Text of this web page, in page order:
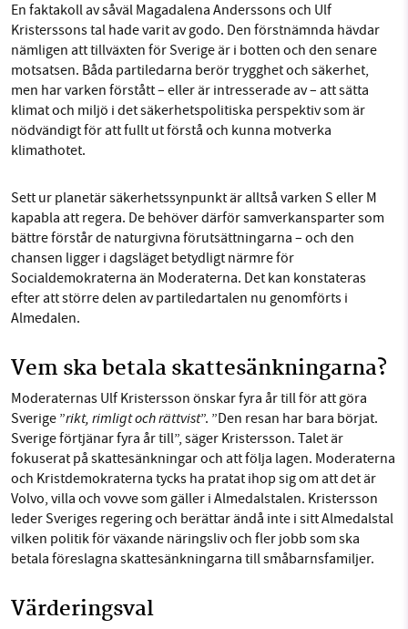
En faktakoll av såväl Magadalena Anderssons och Ulf
Kristerssons tal hade varit av godo. Den förstnämnda hävdar
nämligen att tillväxten för Sverige är i botten och den senare
motsatsen. Båda partiledarna berör trygghet och säkerhet,
men har varken förstått – eller är intresserade av – att sätta
klimat och miljö i det säkerhetspolitiska perspektiv som är
nödvändigt för att fullt ut förstå och kunna motverka
klimathotet.
Sett ur planetär säkerhetssynpunkt är alltså varken S eller M
kapabla att regera. De behöver därför samverkansparter som
bättre förstår de naturgivna förutsättningarna – och den
chansen ligger i dagsläget betydligt närmre för
Socialdemokraterna än Moderaterna. Det kan konstateras
efter att större delen av partiledartalen nu genomförts i
Almedalen.
Vem ska betala skattesänkningarna?
Moderaternas Ulf Kristersson önskar fyra år till för att göra
Sverige ”rikt, rimligt och rättvist”. ”Den resan har bara börjat.
Sverige förtjänar fyra år till”, säger Kristersson. Talet är
fokuserat på skattesänkningar och att följa lagen. Moderaterna
och Kristdemokraterna tycks ha pratat ihop sig om att det är
Volvo, villa och vovve som gäller i Almedalstalen. Kristersson
leder Sveriges regering och berättar ändå inte i sitt Almedalstal
vilken politik för växande näringsliv och fler jobb som ska
betala föreslagna skattesänkningarna till småbarnsfamiljer.
Värderingsval